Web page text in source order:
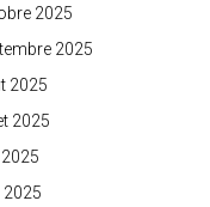
2025
2025
2025
2025
2025